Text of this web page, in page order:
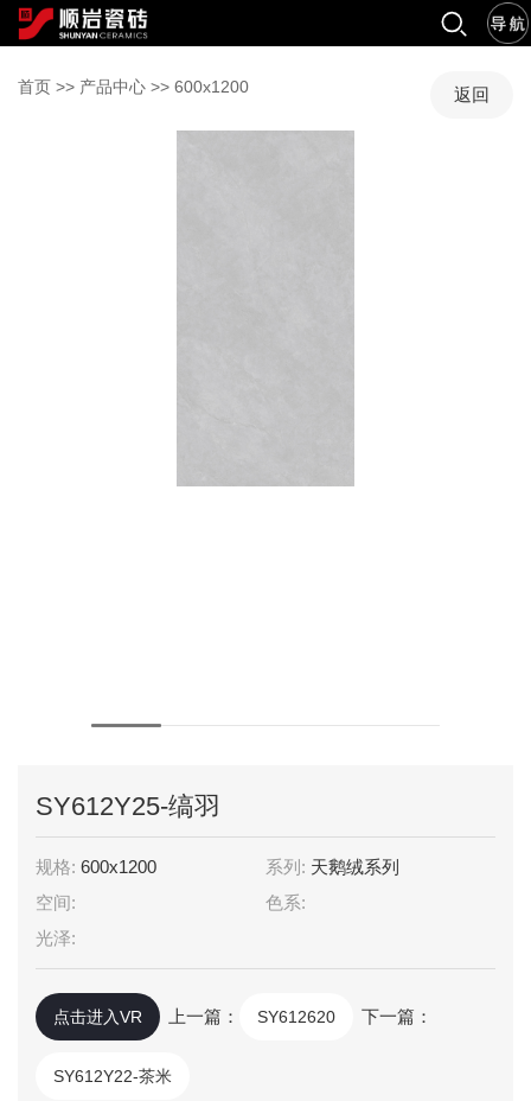
首页 >> 产品中心 >> 600x1200 返回
SY612Y25-缟羽
规格: 600x1200 系列: 天鹅绒系列
空间:
色系:
光泽:
点击进入VR 上一篇： SY612620 下一篇：
SY612Y22-茶米